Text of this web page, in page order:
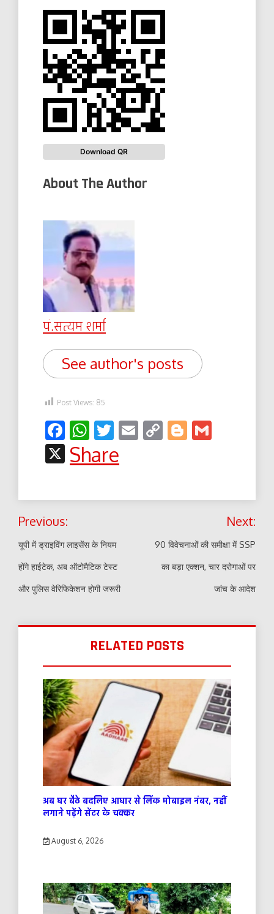
Download QR
About The Author
पं.सत्यम शर्मा
See author's posts
Post Views: 85
Facebook
WhatsApp
Twitter
EmailCopyBlogger
X
Share
Post
navigation
Previous:
यूपी में ड्राइविंग लाइसेंस के नियम
होंगे हाईटेक, अब ऑटोमैटिक टेस्ट
और पुलिस वेरिफिकेशन होगी जरूरी
Next:
90 विवेचनाओं की समीक्षा में SSP
का बड़ा एक्शन, चार दरोगाओं पर
जांच के आदेश
RELATED POSTS
अब घर बैठे बदलिए आधार से लिंक मोबाइल नंबर, नहीं
लगाने पड़ेंगे सेंटर के चक्कर
August 6, 2026